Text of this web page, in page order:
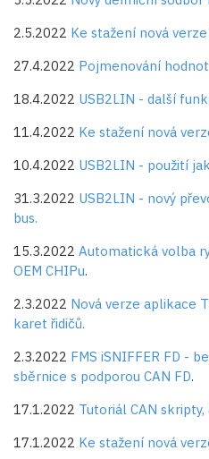
2.5.2022 Ke stažení nová verze
27.4.2022 Pojmenování
18.4.2022 USB2LIN - další
11.4.2022 Ke stažení nová
10.4.2022 USB2LIN - použití
31.3.2022 USB2LIN - nový
bus.
15.3.2022 Automatická volba
OEM CHIPu.
2.3.2022 Nová verze aplikace
karet řidičů.
2.3.2022 FMS iSNIFFER FD -
sběrnice s podporou CAN FD.
17.1.2022 Tutoriál CAN skripty,
17.1.2022 Ke stažení nová